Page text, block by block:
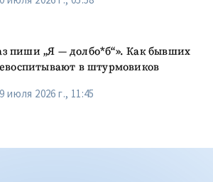
пиши „Я — долбо*б“». Как бывших
в штурмовиков
июля 2026 г., 11:45